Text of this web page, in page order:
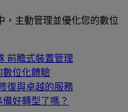
，主動管理並優化您的數位
前瞻式裝置管理
數位化體驗
復與卓越的服務
備好轉型了嗎？